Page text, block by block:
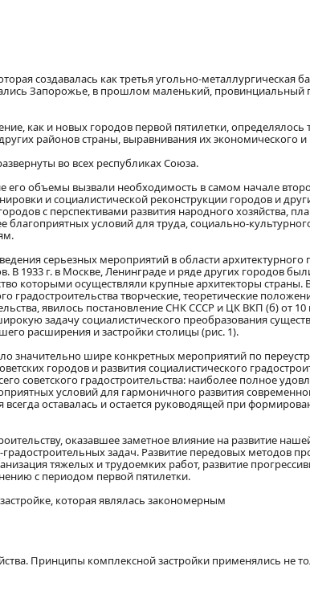
создавалась как третья угольно-металлургическая
Запорожье, в прошлом маленький, провинциальный
как и новых городов первой пятилетки,
районов страны, выравнивания их экономического и
во всех республиках Союза.
его объемы вызвали необходимость в самом начале
и социалистической реконструкции городов и
с перспективами развития народного хозяйства,
условий для труда, социально-
серьезных мероприятий в области
В 1933 г. в Москве, Ленинграде и ряде других городов
которыми осуществляли крупные архитекторы
градостроительства творческие, теоретические
явилось постановление СНК СССР и ЦК ВКП (б) от
задачу социалистического преобразования
расширения и застройки столицы (рис. 1).
значительно шире конкретных мероприятий по
городов и развития социалистического
советского градостроительства: наиболее полное
условий для гармоничного развития
оставалась и остается руководящей при
оказавшее заметное влияние на развитие
задач. Развитие передовых методов
тяжелых и трудоемких работ, развитие
с периодом первой пятилетки.
которая являлась закономерным
Принципы комплексной застройки применялись не